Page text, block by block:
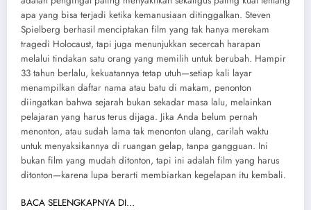
apa yang bisa terjadi ketika kemanusiaan ditinggalkan. Steven
Spielberg berhasil menciptakan film yang tak hanya merekam
tragedi Holocaust, tapi juga menunjukkan secercah harapan
melalui tindakan satu orang yang memilih untuk berubah. Hampir
33 tahun berlalu, kekuatannya tetap utuh—setiap kali layar
menampilkan daftar nama atau batu di makam, penonton
diingatkan bahwa sejarah bukan sekadar masa lalu, melainkan
pelajaran yang harus terus dijaga. Jika Anda belum pernah
menonton, atau sudah lama tak menonton ulang, carilah waktu
untuk menyaksikannya di ruangan gelap, tanpa gangguan. Ini
bukan film yang mudah ditonton, tapi ini adalah film yang harus
ditonton—karena lupa berarti membiarkan kegelapan itu kembali.
BACA SELENGKAPNYA DI…